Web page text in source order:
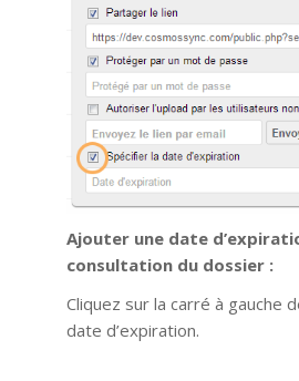
Ajouter une date
consultation du dossier :
Cliquez sur la carré à gauche
date d’expiration.